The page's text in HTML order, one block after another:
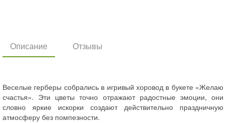
Описание Отзывы
Веселые герберы собрались в игривый хоровод в букете «Желаю
счастья». Эти цветы точно отражают радостные эмоции, они
словно яркие искорки создают действительно праздничную
атмосферу без помпезности.